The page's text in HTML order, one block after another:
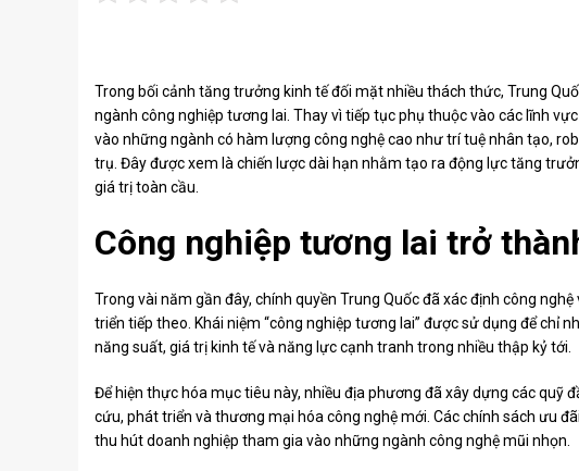
Trong bối cảnh tăng trưởng kinh tế đối mặt nhiều thách thức, Trung
ngành công nghiệp tương lai. Thay vì tiếp tục phụ thuộc vào các lĩnh
vào những ngành có hàm lượng công nghệ cao như trí tuệ nhân tạo,
trụ. Đây được xem là chiến lược dài hạn nhằm tạo ra động lực tăng
giá trị toàn cầu.
Công nghiệp tương lai trở
Trong vài năm gần đây, chính quyền Trung Quốc đã xác định công
triển tiếp theo. Khái niệm “công nghiệp tương lai” được sử dụng để chỉ
năng suất, giá trị kinh tế và năng lực cạnh tranh trong nhiều thập kỷ tới.
Để hiện thực hóa mục tiêu này, nhiều địa phương đã xây dựng các quỹ
cứu, phát triển và thương mại hóa công nghệ mới. Các chính sách ưu
thu hút doanh nghiệp tham gia vào những ngành công nghệ mũi nhọn.